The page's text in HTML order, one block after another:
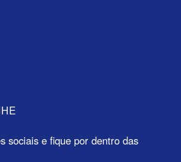
sociais e fique por dentro das